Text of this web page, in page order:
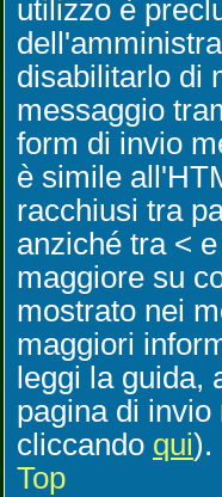
utilizzo è
disabilitarlo di
messaggio
form di invio
è simile
racchiusi tra
anziché tra <
maggiore su
mostrato nei
maggiori
leggi la guida,
pagina di
cliccando qui).
Top